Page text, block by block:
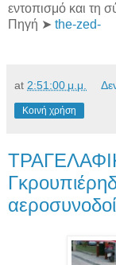
εντοπισμό και τη
Πηγή ➤ the-zed-
at 2:51:00 μ.μ.
Κοινή χρήση